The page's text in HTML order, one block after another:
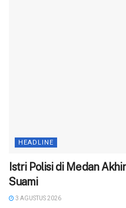
HEADLINE
‎Istri Polisi di Medan
Suami
3 AGUSTUS 2026